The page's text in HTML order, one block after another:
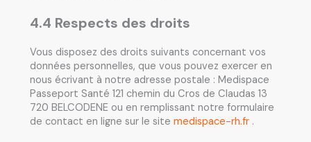
4.4 Respects des droits
Vous disposez des droits suivants concernant vos
données personnelles, que vous pouvez exercer en
nous écrivant à notre adresse postale : Medispace
Passeport Santé 121 chemin du Cros de Claudas 13
720 BELCODENE ou en remplissant notre formulaire
de contact en ligne sur le site medispace-rh.fr.